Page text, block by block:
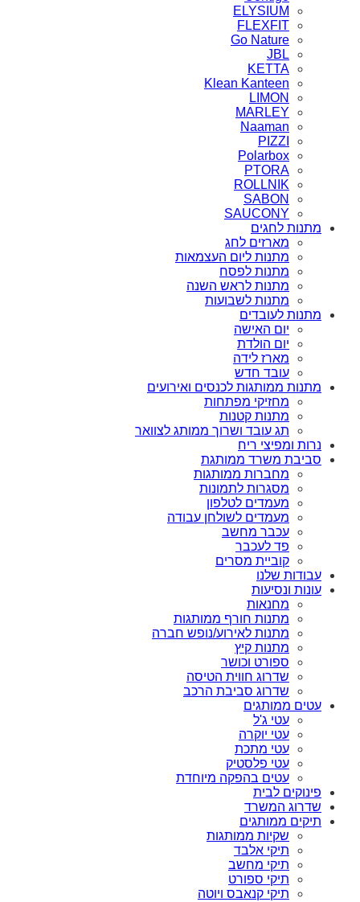
ELYSIUM
FLEXFIT
Go Nature
JBL
KETTA
Klean Kanteen
LIMON
MARLEY
Naaman
PIZZI
Polarbox
PTORA
ROLLNIK
SABON
SAUCONY
מתנות לחגים
מארזים לחג
מתנות ליום העצמאות
מתנות לפסח
מתנות לראש השנה
מתנות לשבועות
מתנות לעובדים
יום האישה
יום הולדת
מארז לידה
עובד חדש
מתנות ממותגות לכנסים ואירועים
מחזיקי מפתחות
מתנות קטנות
תג עובד ושרוך ממותג לצוואר
נרות ומפיצי ריח
סביבת משרד ממותגת
מחברות ממותגות
מסגרות לתמונות
מעמדים לטלפון
מעמדים לשולחן עבודה
עכבר מחשב
פד לעכבר
קוביית מסרים
עבודות שלנו
עונות ונסיעות
מחנאות
מתנות חורף ממותגות
מתנות לאירוע/נופש חברה
מתנות קיץ
ספורט וכושר
שדרוג חווית הטיסה
שדרוג סביבת הרכב
עטים ממותגים
עטי ג'ל
עטי יוקרה
עטי מתכת
עטי פלסטיק
עטים בהפקה מיוחדת
פינוקים לבית
שדרוג המשרד
תיקים ממותגים
שקיות ממותגות
תיקי אלבד
תיקי מחשב
תיקי ספורט
תיקי קנאבס ויוטה